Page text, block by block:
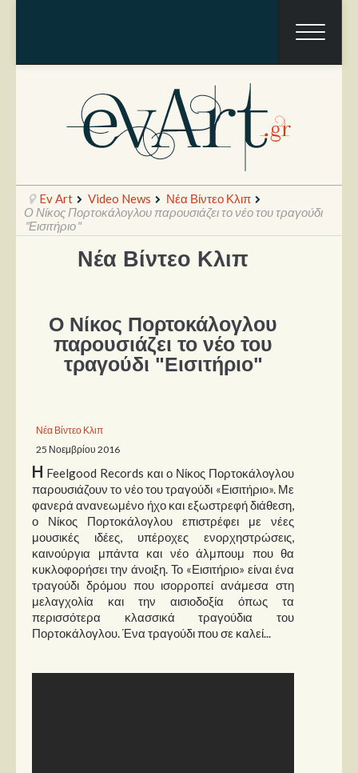
Ραπόρτο
Θέατρο
Συνεντεύξεις
Δίσκοι
Σειρές
Ταινίες
Βιβλία
Video News
Καλλιτέχνες
Μουσικοί
Διάφοροι
Ev Art Video News
Νέα Βίντεο Κλιπ
Ο Νίκος Πορτοκάλογλου παρουσιάζει το νέο του τραγούδι
"Εισιτήριο"
Νέα Βίντεο Κλιπ
Ο Νίκος Πορτοκάλογλου
παρουσιάζει το νέο του
τραγούδι "Εισιτήριο"
Νέα Βίντεο Κλιπ
25 Νοεμβρίου 2016
H Feelgood Records και ο Νίκος Πορτοκάλογλου
παρουσιάζουν το νέο του τραγούδι «Εισιτήριο». Με
φανερά ανανεωμένο ήχο και εξωστρεφή διάθεση,
ο Νίκος Πορτοκάλογλου επιστρέφει με νέες
μουσικές ιδέες, υπέροχες ενορχηστρώσεις,
καινούργια μπάντα και νέο άλμπουμ που θα
κυκλοφορήσει την άνοιξη. Το «Εισιτήριο» είναι ένα
τραγούδι δρόμου που ισορροπεί ανάμεσα στη
μελαγχολία και την αισιοδοξία όπως τα
περισσότερα κλασσικά τραγούδια του
Πορτοκάλογλου. Ένα τραγούδι που σε καλεί...